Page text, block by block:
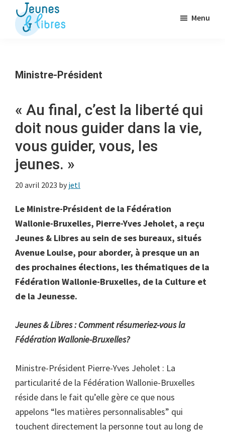
Passer
contenu
des
libérales
Menu
Ministre-Président
« Au final, c’est la liberté qui
doit nous guider dans la vie,
vous guider, vous, les
jeunes. »
20 avril 2023 by jetl
Le Ministre-Président de la Fédération
Wallonie-Bruxelles, Pierre-Yves Jeholet, a reçu
Jeunes & Libres au sein de ses bureaux, situés
Avenue Louise, pour aborder, à presque un an
des prochaines élections, les thématiques de la
Fédération Wallonie-Bruxelles, de la Culture et
de la Jeunesse.
Jeunes & Libres : Comment résumeriez-vous la
Fédération Wallonie-Bruxelles?
Ministre-Président Pierre-Yves Jeholet : La
particularité de la Fédération Wallonie-Bruxelles
réside dans le fait qu’elle gère ce que nous
appelons “les matières personnalisables” qui
touchent directement la personne tout au long de